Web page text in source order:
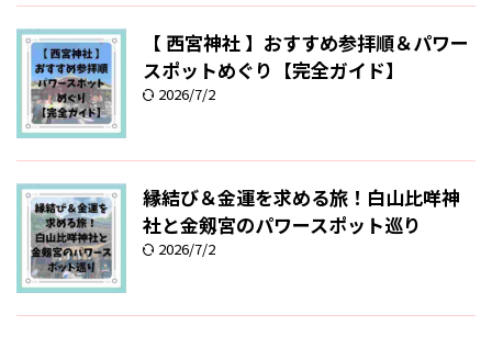
【 西宮神社 】おすすめ参拝順＆パワー
スポットめぐり【完全ガイド】
2026/7/2
縁結び＆金運を求める旅！白山比咩神
社と金剱宮のパワースポット巡り
2026/7/2